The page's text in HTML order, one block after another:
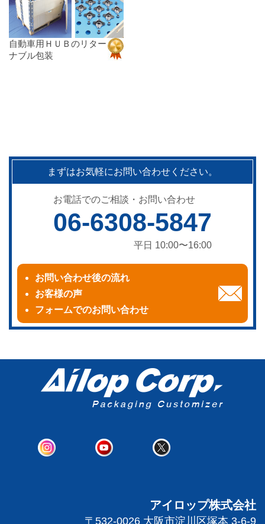
自動車用ＨＵＢのリター
ナブル包装
まずはお気軽にお問い合わせください。
お電話でのご相談・お問い合わせ
06-6308-5847
平日 10:00〜16:00
お問い合わせ後の流れ
お客様の声
フォームでのお問い合わせ
アイロップ株式会社
〒532-0026 大阪市淀川区塚本 3-6-9